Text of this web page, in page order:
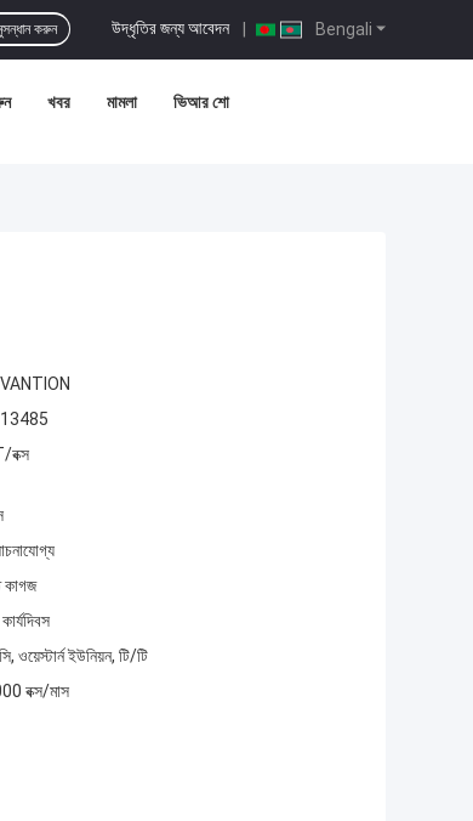
Bengali
উদ্ধৃতির জন্য আবেদন |
করুন
খবর মামলা ভিআর শো
বক্স
ওয়েস্টার্ন ইউনিয়ন, টি/টি
বক্স/মাস